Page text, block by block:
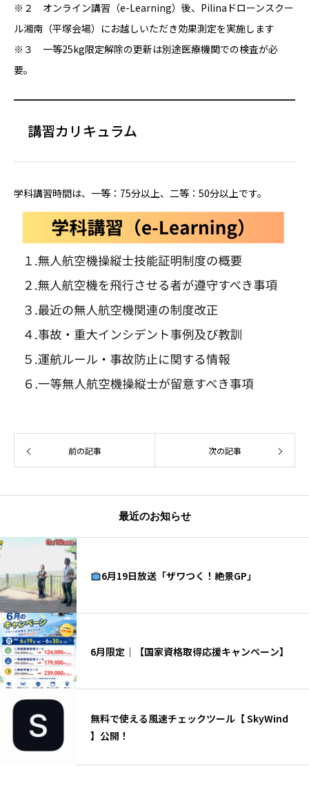
※２ オンライン講習（e-Learning）後、Pilinaドローンスクー
ル湘南（平塚会場）にお越しいただき効果測定を実施します
※３ 一等25kg限定解除の更新は別途医療機関での検査が必
要。
講習カリキュラム
学科講習時間は、一等：75分以上、二等：50分以上です。
前の記事 次の記事
最近のお知らせ
6月19日放送「ザワつく！絶景GP」
6月限定｜【国家資格取得応援キャンペーン】
無料で使える風速チェックツール【 SkyWind
】公開！